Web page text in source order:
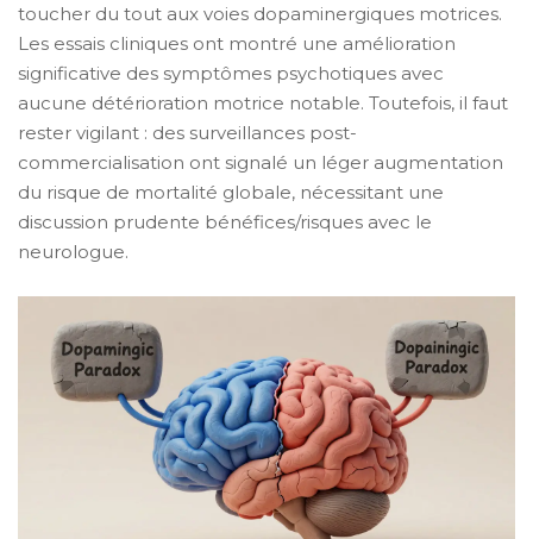
toucher du tout aux voies dopaminergiques motrices.
Les essais cliniques ont montré une amélioration
significative des symptômes psychotiques avec
aucune détérioration motrice notable. Toutefois, il faut
rester vigilant : des surveillances post-
commercialisation ont signalé un léger augmentation
du risque de mortalité globale, nécessitant une
discussion prudente bénéfices/risques avec le
neurologue.